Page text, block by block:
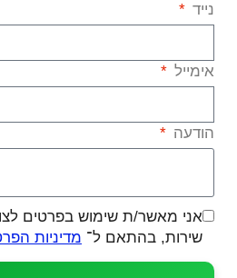
נייד
אימייל
הודעה
אני מאשר/ת שימוש בפרטים
שירות, בהתאם ל־ מדיניות